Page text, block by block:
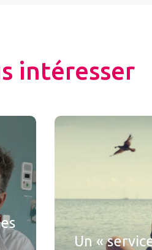
intéresser
Un «